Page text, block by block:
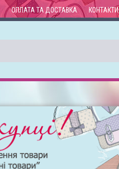
ОПЛАТА ТА ДОСТАВКА КОНТАКТИ